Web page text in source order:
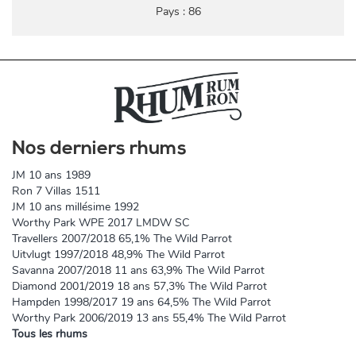
Pays : 86
Nos derniers rhums
JM 10 ans 1989
Ron 7 Villas 1511
JM 10 ans millésime 1992
Worthy Park WPE 2017 LMDW SC
Travellers 2007/2018 65,1% The Wild Parrot
Uitvlugt 1997/2018 48,9% The Wild Parrot
Savanna 2007/2018 11 ans 63,9% The Wild Parrot
Diamond 2001/2019 18 ans 57,3% The Wild Parrot
Hampden 1998/2017 19 ans 64,5% The Wild Parrot
Worthy Park 2006/2019 13 ans 55,4% The Wild Parrot
Tous les rhums